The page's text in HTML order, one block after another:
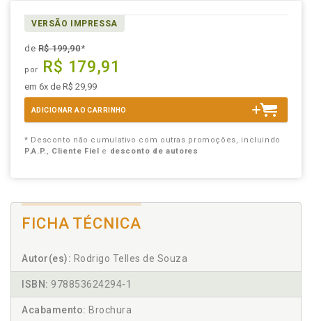
VERSÃO IMPRESSA
deR$ 199,90*
por R$ 179,91
em 6x de R$ 29,99
ADICIONAR AO CARRINHO
* Desconto não cumulativo com outras promoções, incluindo
P.A.P., Cliente Fiel e desconto de autores
FICHA TÉCNICA
Autor(es): Rodrigo Telles de Souza
ISBN: 978853624294-1
Acabamento: Brochura